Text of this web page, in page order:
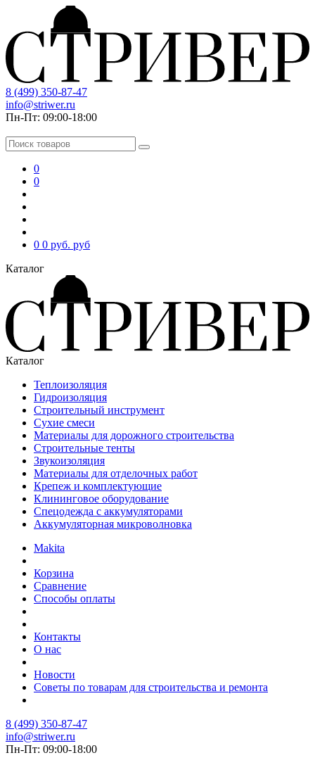
8 (499) 350-87-47
info@striwer.ru
Пн-Пт: 09:00-18:00
0
0
0 0 руб. руб
Каталог
Каталог
Теплоизоляция
Гидроизоляция
Строительный инструмент
Сухие смеси
Материалы для дорожного строительства
Строительные тенты
Звукоизоляция
Материалы для отделочных работ
Крепеж и комплектующие
Клининговое оборудование
Спецодежда с аккумуляторами
Аккумуляторная микроволновка
Makita
Корзина
Сравнение
Способы оплаты
Контакты
О нас
Новости
Советы по товарам для строительства и ремонта
8 (499) 350-87-47
info@striwer.ru
Пн-Пт: 09:00-18:00